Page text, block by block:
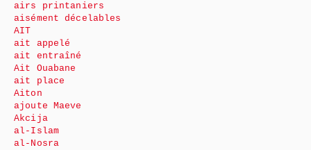
airs printaniers
aisément décelables
AIT
ait appelé
ait entraîné
Ait Ouabane
ait place
Aiton
ajoute Maeve
Akcija
al-Islam
al-Nosra